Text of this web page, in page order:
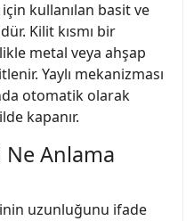
kullanılan basit ve
Kilit kısmı bir
metal veya ahşap
Yaylı mekanizması
otomatik olarak
kapanır.
Anlama
uzunluğunu ifade